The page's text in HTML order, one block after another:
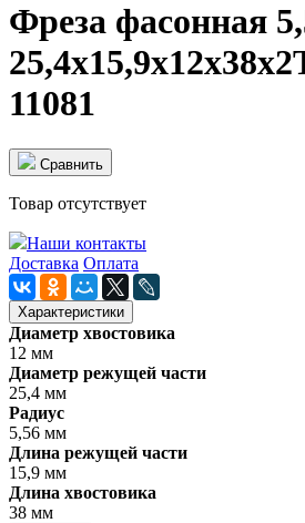
Фреза фасонная
11081
Cравнить
Товар отсутствует
Наши контакты
Доставка Оплата
Характеристики
Диаметр хвостовика
12 мм
Диаметр режущей части
25,4 мм
Радиус
5,56 мм
Длина режущей части
15,9 мм
Длина хвостовика
38 мм